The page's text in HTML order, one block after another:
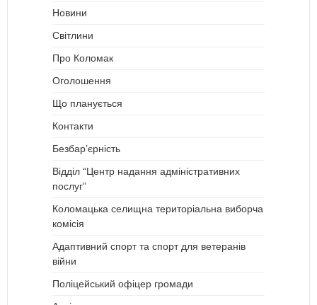
Новини
Світлини
Про Коломак
Оголошення
Що планується
Контакти
Безбар’єрність
Відділ “Центр надання адміністративних
послуг”
Коломацька селищна територіальна виборча
комісія
Адаптивний спорт та спорт для ветеранів
війни
Поліцейський офіцер громади